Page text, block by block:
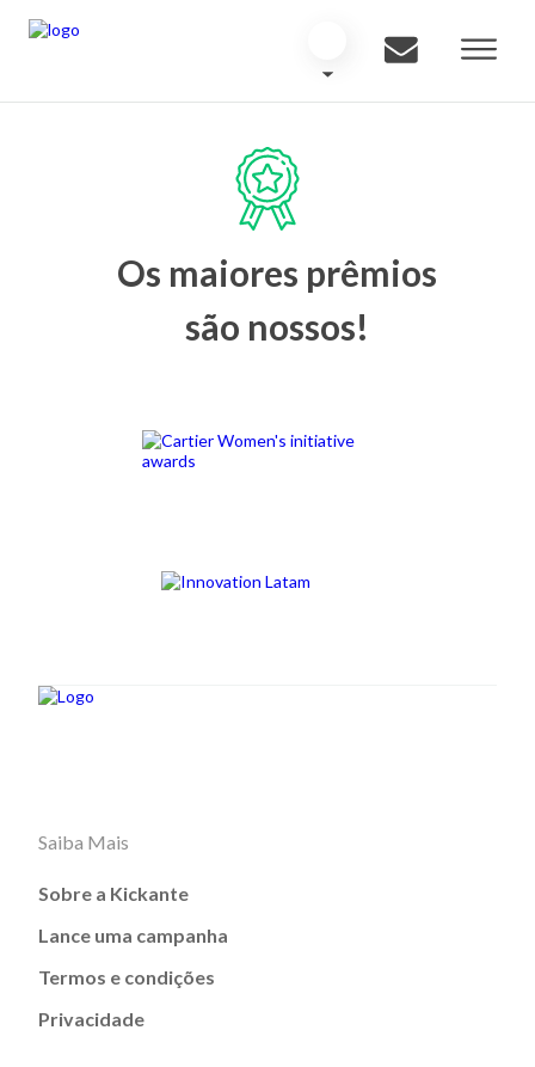
Os maiores prêmios
são nossos!
Saiba Mais
Sobre a Kickante
Lance uma campanha
Termos e condições
Privacidade